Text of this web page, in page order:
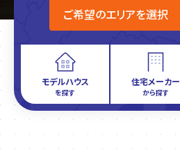
モデルハウス
を探す
住宅メーカー
から探す